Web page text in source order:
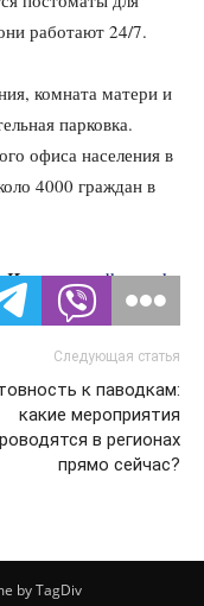
работают 24/7.
комната матери и
парковка.
офиса населения в
4000 граждан в
Источник: dknews.kz
Следующая статья
к паводкам:
какие мероприятия
в регионах
прямо сейчас?
by TagDiv